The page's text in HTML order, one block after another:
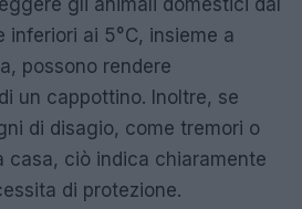
inferiori ai 5°C, insieme a
possono rendere
un cappottino. Inoltre, se
di disagio, come tremori o
casa, ciò indica chiaramente
di protezione.